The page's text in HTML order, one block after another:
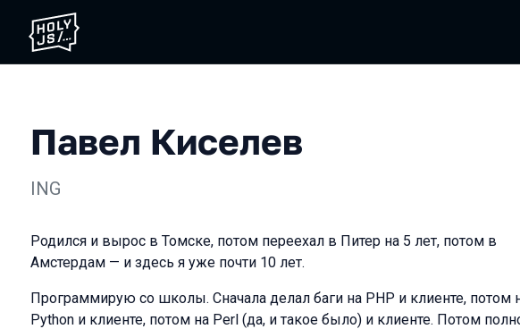
Павел Киселев
ING
Родился и вырос в Томске, потом переехал в Питер на 5 лет, потом в
Амстердам — и здесь я уже почти 10 лет.
Программирую со школы. Сначала делал баги на PHP и клиенте, потом
Python и клиенте, потом на Perl (да, и такое было) и клиенте. Потом